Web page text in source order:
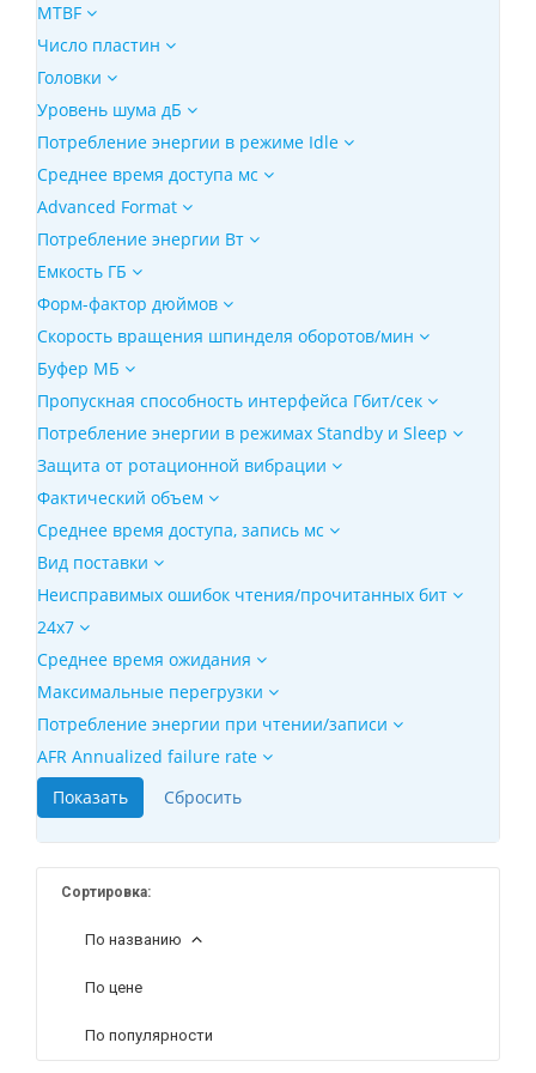
MTBF
Число пластин
Головки
Уровень шума дБ
Потребление энергии в режиме Idle
Среднее время доступа мс
Advanced Format
Потребление энергии Вт
Емкость ГБ
Форм-фактор дюймов
Скорость вращения шпинделя оборотов/мин
Буфер МБ
Пропускная способность интерфейса Гбит/сек
Потребление энергии в режимах Standby и Sleep
Защита от ротационной вибрации
Фактический объем
Среднее время доступа, запись мс
Вид поставки
Неисправимых ошибок чтения/прочитанных бит
24x7
Среднее время ожидания
Максимальные перегрузки
Потребление энергии при чтении/записи
AFR Annualized failure rate
Сортировка:
По названию
По цене
По популярности